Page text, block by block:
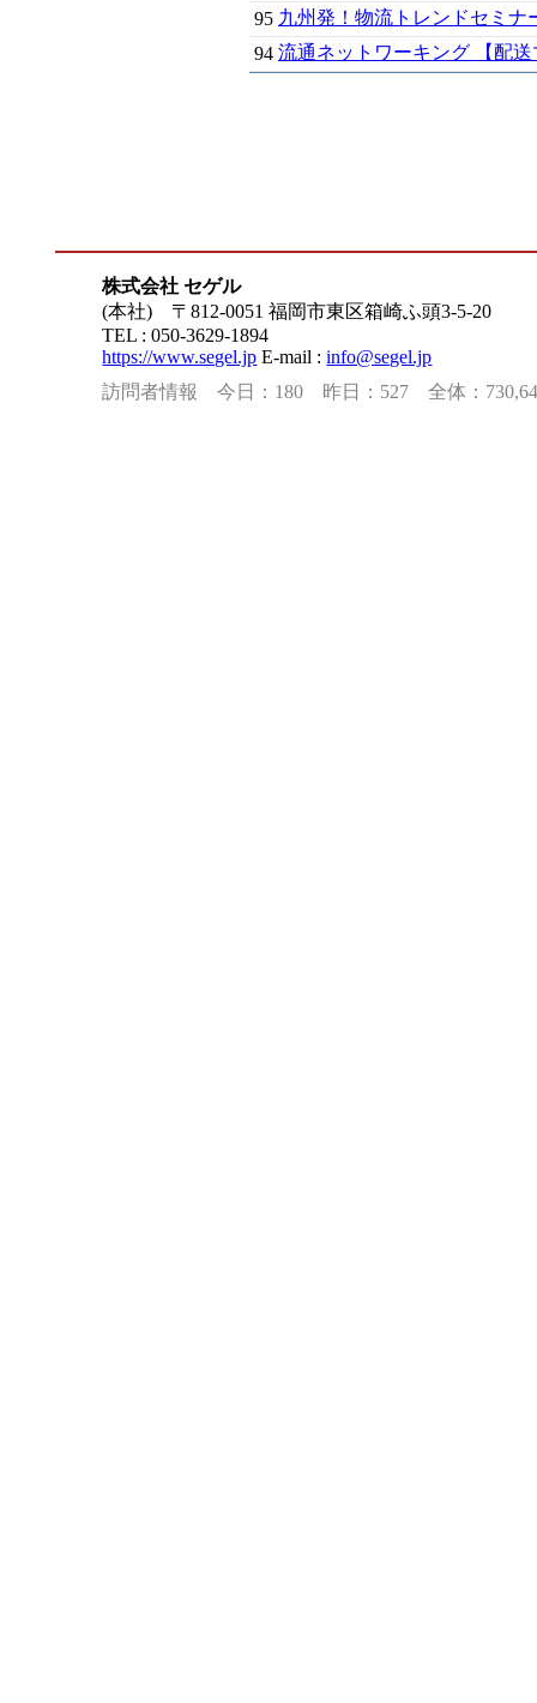
95 九州発！物流トレンドセミナ
94 流通ネットワーキング 【配
株式会社 セゲル
(本社) 〒812-0051 福岡市東区箱崎ふ頭3-5-20
TEL : 050-3629-1894
https://www.segel.jp E-mail :info@segel.jp
訪問者情報 今日：180 昨日：527 全体：